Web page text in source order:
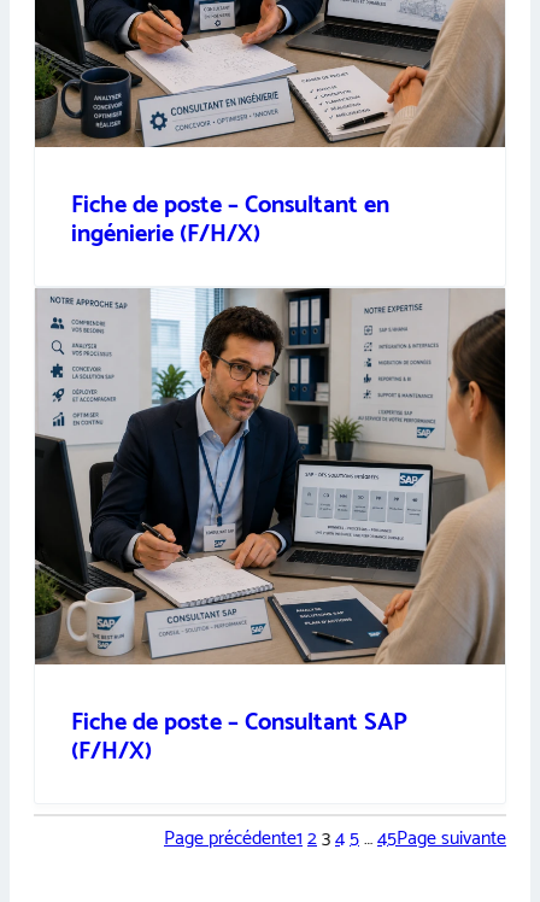
Fiche de poste – Consultant en
ingénierie (F/H/X)
Fiche de poste – Consultant SAP
(F/H/X)
Page précédente12345…45Page suivante